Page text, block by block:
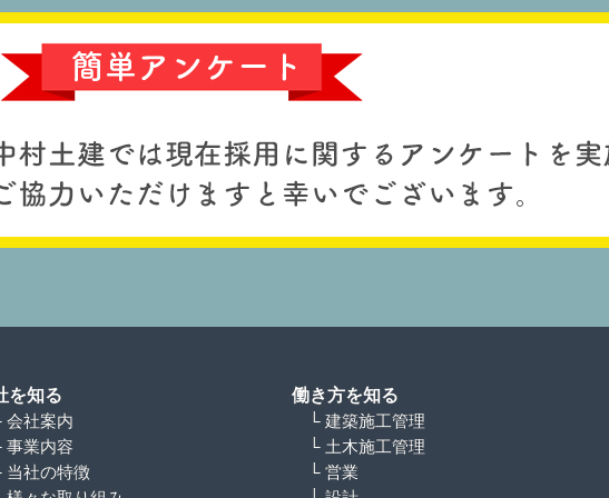
を知る
会社案内
事業内容
当社の特徴
働き方を知る
└ 建築施工管理
└ 土木施工管理
└ 営業